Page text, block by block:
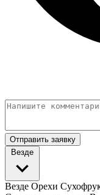
Отправить заявку
Везде
Везде Орехи